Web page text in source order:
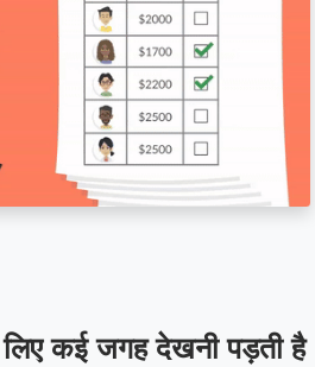
कई जगह देखनी पड़ती है